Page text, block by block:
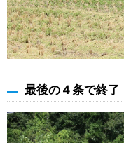
最後の４条で終了